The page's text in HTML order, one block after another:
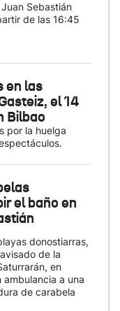
Sebastián
de las 16:45
en las
el 14
Bilbao
por la huelga
el baño en
donostiarras,
de la
en
a una
de carabela